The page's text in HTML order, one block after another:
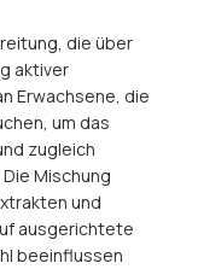
die über
aktiver
Erwachsene, die
um das
zugleich
Mischung
und
ausgerichtete
beeinflussen